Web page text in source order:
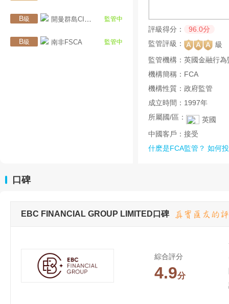
B級 開曼群島CIMA 監管中
B級 南非FSCA 監管中
評級得分：
96.0分
監管評級：
級
監管機構： 英國金融行為
機構簡稱： FCA
機構性質： 政府監管
成立時間： 1997年
所屬國/區：
英國
中國客戶： 接受
什麽是FCA監管？ 如何
口碑
EBC FINANCIAL GROUP LIMITED口碑
綜合評分
4.9分